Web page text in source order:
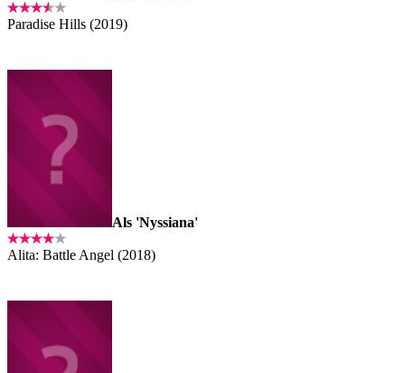
Paradise Hills (2019)
Als 'Nyssiana'
Alita: Battle Angel (2018)